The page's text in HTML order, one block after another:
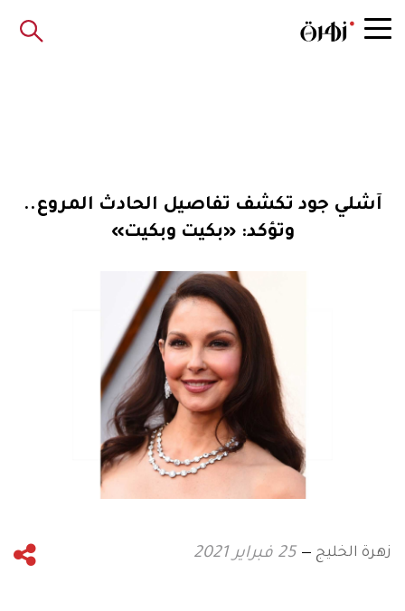
آشلي جود تكشف تفاصيل الحادث المروع..
وتؤكد: «بكيت وبكيت»
زهرة الخليج 25 فبراير 2021